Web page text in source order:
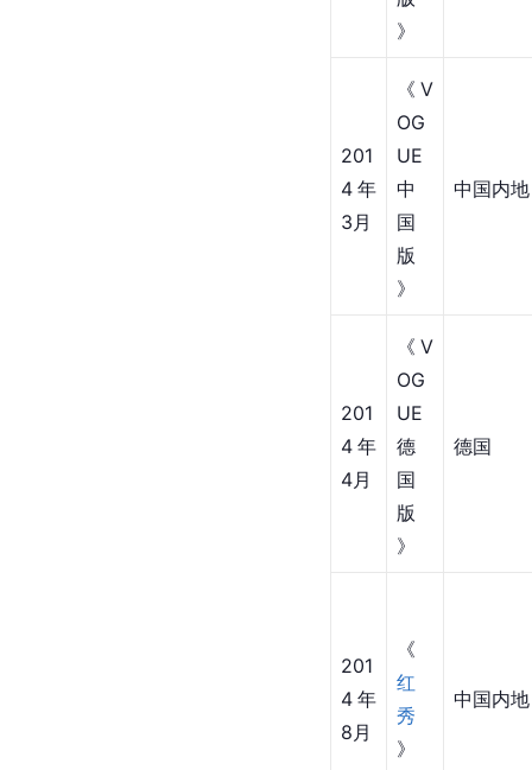
》
201
4年
3月
《V
OG
UE
中
国
版
》
中国内地
201
4年
4月
《V
OG
UE
德
国
版
》
德国
201
4年
8月
《
红
秀
》
中国内地